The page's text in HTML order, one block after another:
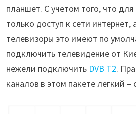
планшет. С учетом того, что
только доступ к сети интернет,
телевизоры это имеют по
подключить телевидение от
нежели подключить DVB T2.
каналов в этом пакете легкий –